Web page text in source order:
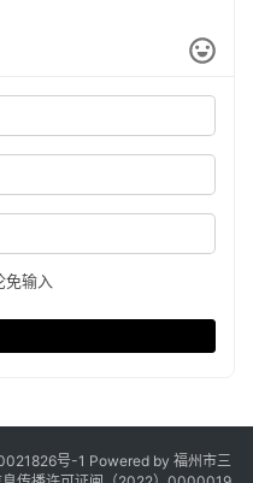
免输入
号-1 Powered by 福州市三